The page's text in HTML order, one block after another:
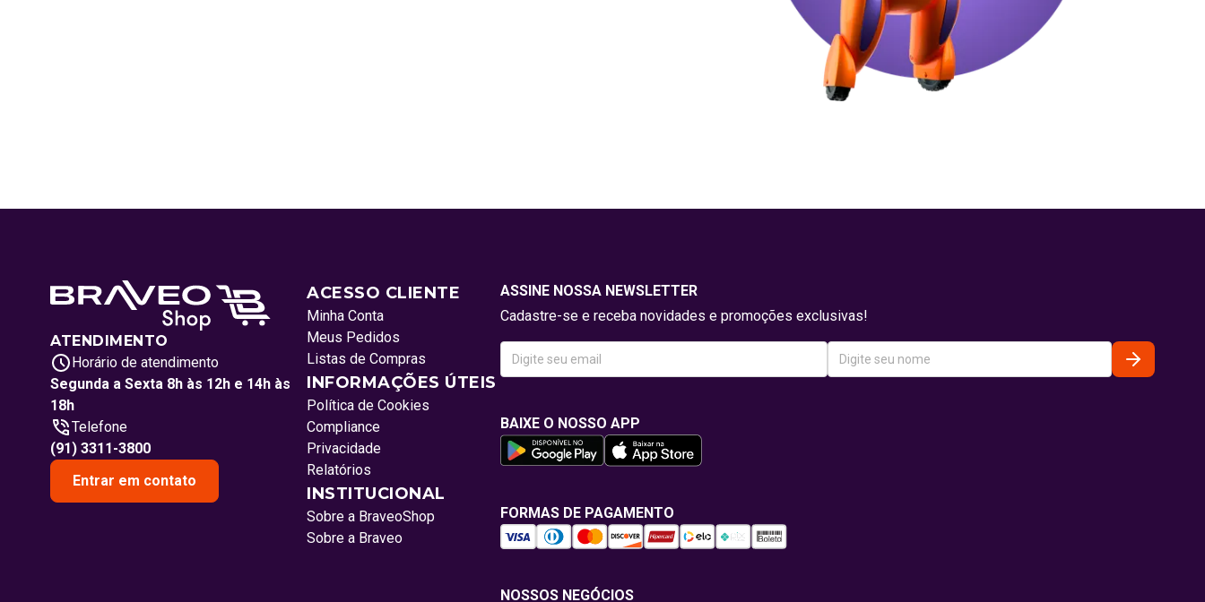
ATENDIMENTO
Horário de atendimento
Segunda a Sexta 8h às 12h e 14h às
18h
Telefone
(91) 3311-3800
Entrar em contato
ACESSO CLIENTE
Minha Conta
Meus Pedidos
Listas de Compras
INFORMAÇÕES ÚTEIS
Política de Cookies
Compliance
Privacidade
Relatórios
INSTITUCIONAL
Sobre a BraveoShop
Sobre a Braveo
ASSINE NOSSA NEWSLETTER
Cadastre-se e receba novidades e promoções exclusivas!
BAIXE O NOSSO APP
FORMAS DE PAGAMENTO
NOSSOS NEGÓCIOS